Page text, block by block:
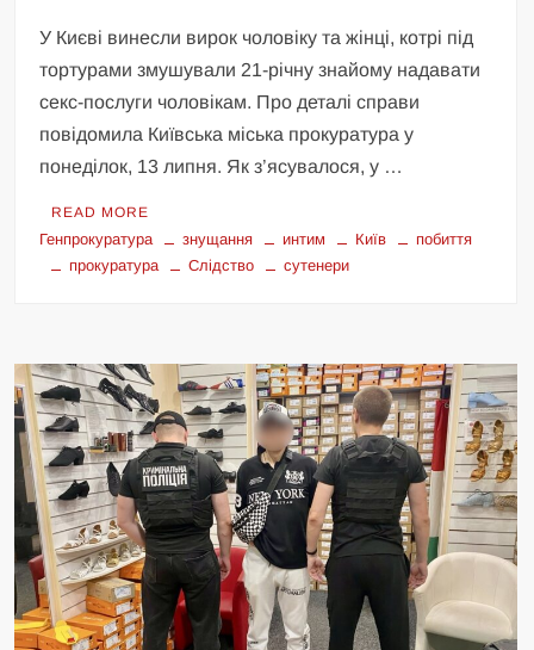
У Києві винесли вирок чоловіку та жінці, котрі під
тортурами змушували 21-річну знайому надавати
секс-послуги чоловікам. Про деталі справи
повідомила Київська міська прокуратура у
понеділок, 13 липня. Як з’ясувалося, у …
READ MORE
Генпрокуратура знущання интим Київ
побиття
прокуратура
Слідство сутенери